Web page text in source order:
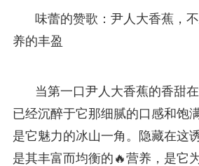
味蕾的赞歌：尹人大香蕉，
养的丰盈
当第一口尹人大香蕉的香甜
已经沉醉于它那细腻的口感和饱
是它魅力的冰山一角。隐藏在这
是其丰富而均衡的🔥营养，是它